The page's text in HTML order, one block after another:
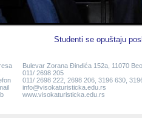
Studenti se opuštaju
Bulevar Zorana Đinđića 152a, 11070
011/ 2698 205
011/ 2698 222, 2698 206, 3196 630,
info@visokaturisticka.edu.rs
www.visokaturisticka.edu.rs